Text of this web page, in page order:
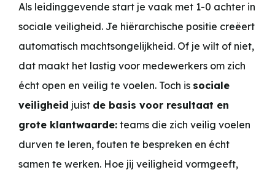
Als leidinggevende start je vaak met 1-0 achter in
sociale veiligheid. Je hiërarchische positie creëert
automatisch machtsongelijkheid. Of je wilt of niet,
dat maakt het lastig voor medewerkers om zich
écht open en veilig te voelen. Toch is sociale
veiligheid juist de basis voor resultaat en
grote klantwaarde: teams die zich veilig voelen
durven te leren, fouten te bespreken en écht
samen te werken. Hoe jij veiligheid vormgeeft,